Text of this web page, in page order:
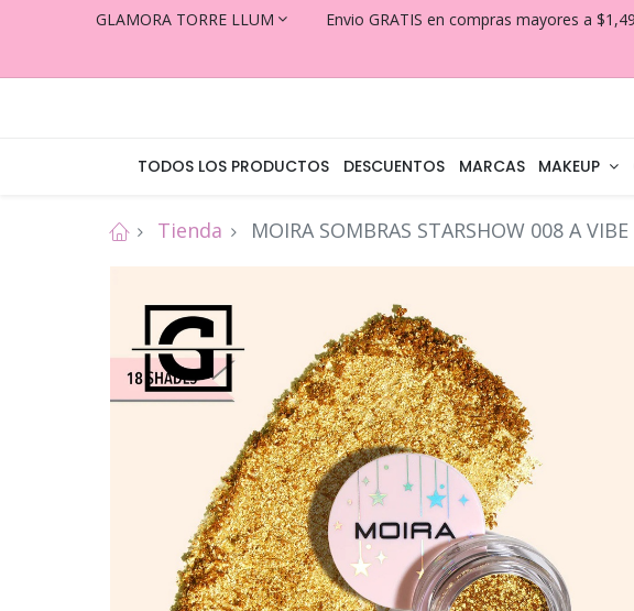
GLAMORA TORRE LLUM Envio GRATIS en compras mayores a
TODOS LOS PRODUCTOS DESCUENTOS MARCAS MAKEUP
Tienda MOIRA SOMBRAS STARSHOW 008 A VIBE